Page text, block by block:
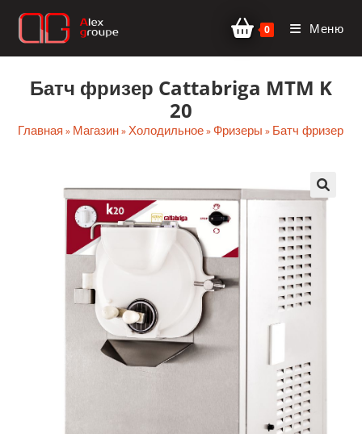
Перейти
0 Меню
Батч фризер Cattabriga MTM K
20
Главная » Магазин»Холодильное»Фризеры » Батч фризеры